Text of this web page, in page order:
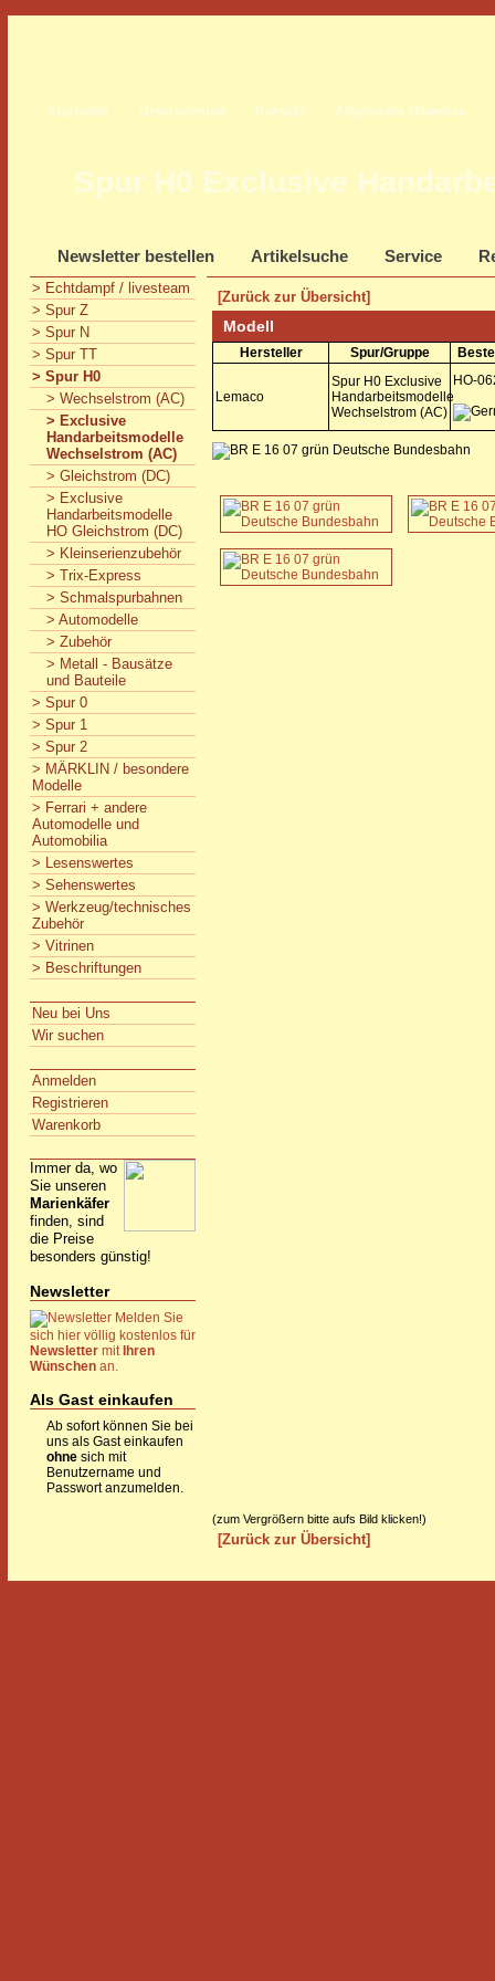
Startseite Unternehmen Kontakt Allgemeine Hinweise
Spur H0 Exclusive
Newsletter bestellen Artikelsuche Service
> Echtdampf / livesteam
> Spur Z
> Spur N
> Spur TT
> Spur H0
> Wechselstrom (AC)
> Exclusive
Handarbeitsmodelle
Wechselstrom (AC)
> Gleichstrom (DC)
> Exclusive
Handarbeitsmodelle
HO Gleichstrom (DC)
> Kleinserienzubehör
> Trix-Express
> Schmalspurbahnen
> Automodelle
> Zubehör
> Metall - Bausätze
und Bauteile
> Spur 0
> Spur 1
> Spur 2
> MÄRKLIN / besondere
Modelle
> Ferrari + andere
Automodelle und
Automobilia
> Lesenswertes
> Sehenswertes
> Werkzeug/technisches
Zubehör
> Vitrinen
> Beschriftungen
Neu bei Uns
Wir suchen
Anmelden
Registrieren
Warenkorb
Immer da, wo
Sie unseren
Marienkäfer
finden, sind
die Preise
besonders günstig!
Newsletter
Melden Sie
sich hier völlig kostenlos für
Newsletter mit Ihren
Wünschen an.
Als Gast einkaufen
Ab sofort können Sie bei
uns als Gast einkaufen
ohne sich mit
Benutzername und
Passwort anzumelden.
[Zurück zur Übersicht]
Modell
Hersteller Spur/Gruppe
Lemaco
Spur H0 Exclusive
Handarbeitsmodelle
Wechselstrom (AC)
HO-
(zum Vergrößern bitte aufs Bild klicken!)
[Zurück zur Übersicht]